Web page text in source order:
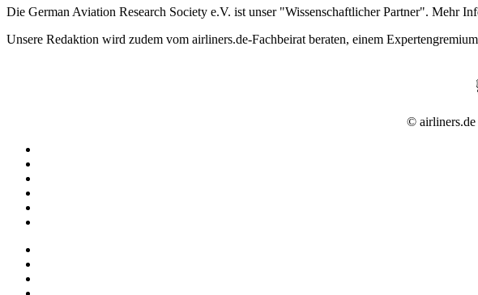
Die German Aviation Research Society e.V. ist unser "Wissenschaftlicher Partner". Mehr
Unsere Redaktion wird zudem vom airliners.de-Fachbeirat beraten, einem
© airliners.de